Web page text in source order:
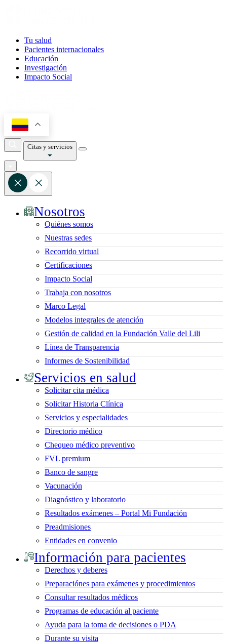
Tu salud
Pacientes internacionales
Educación
Investigación
Impacto Social
Citas y servicios
Nosotros
Quiénes somos
Nuestras sedes
Recorrido virtual
Certificaciones
Impacto Social
Trabaja con nosotros
Marco Legal
Modelos integrales de atención
Gestión de calidad en la Fundación Valle del Lili
Línea de Transparencia
Informes de Sostenibilidad
Servicios en salud
Solicitar cita médica
Solicitar Historia Clínica
Servicios y especialidades
Directorio médico
Chequeo médico preventivo
FVL premium
Banco de sangre
Vacunación
Diagnóstico y laboratorio
Resultados exámenes – Portal Mi Fundación
Preadmisiones
Entidades en convenio
Información para pacientes
Derechos y deberes
Preparaciónes para exámenes y procedimientos
Consultar resultados médicos
Programas de educación al paciente
Ayuda para la toma de decisiones o PDA
Durante su visita